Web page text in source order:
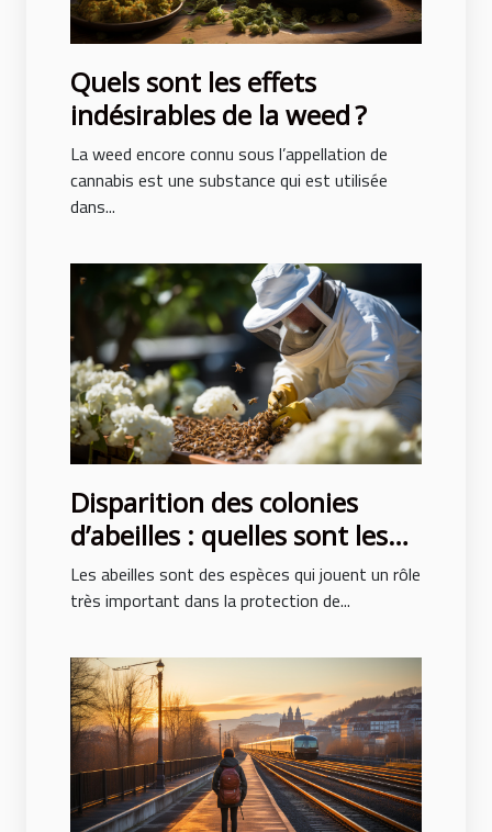
Quels sont les effets
indésirables de la weed ?
La weed encore connu sous l’appellation de
cannabis est une substance qui est utilisée
dans...
Disparition des colonies
d’abeilles : quelles sont les
causes ?
Les abeilles sont des espèces qui jouent un rôle
très important dans la protection de...